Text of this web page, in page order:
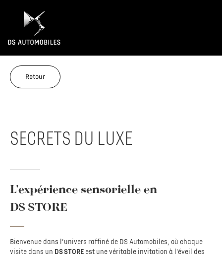
Retour
SECRETS DU LUXE
L'expérience sensorielle en
DS STORE
Bienvenue dans l’univers raffiné de DS Automobiles, où chaque
visite dans un DS STORE est une véritable invitation à l’éveil des